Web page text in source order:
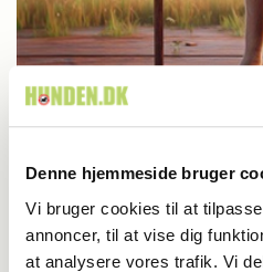
Denne hjemmeside bruger
Vi bruger cookies til at
annoncer, til at vise dig
at analysere vores trafik. Vi
Aktuelt
Farvel til verdens ældste